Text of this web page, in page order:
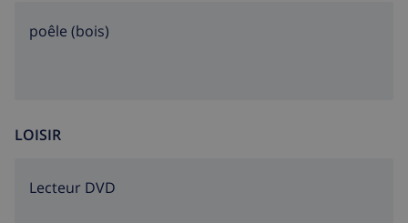
poêle (bois)
LOISIR
lecteur DVD